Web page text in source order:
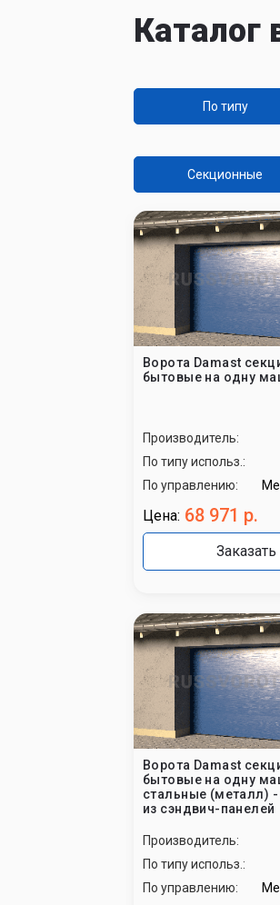
Каталог
По типу
Секционные
Ворота Damast
бытовые на одну
Производитель:
По типу использ.:
По управлению:
Цена: 68 971 р.
Заказать
Ворота Damast
бытовые на одну
стальные (металл)
из сэндвич-панелей
Производитель:
По типу использ.:
По управлению: